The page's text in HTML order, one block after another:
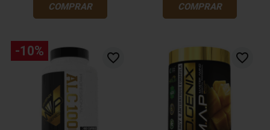
COMPRAR COMPRAR
-10% favorite_border favorite_border